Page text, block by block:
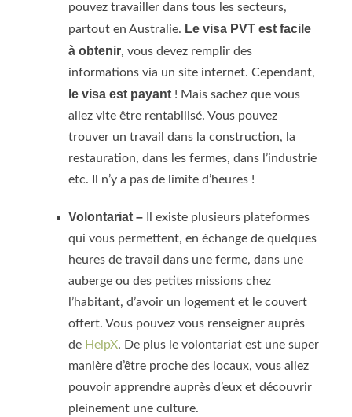
pouvez travailler dans tous les secteurs,
partout en Australie. Le visa PVT est facile
à obtenir, vous devez remplir des
informations via un site internet. Cependant,
le visa est payant ! Mais sachez que vous
allez vite être rentabilisé. Vous pouvez
trouver un travail dans la construction, la
restauration, dans les fermes, dans l’industrie
etc. Il n’y a pas de limite d’heures !
Volontariat –
Il existe plusieurs plateformes
qui vous permettent, en échange de quelques
heures de travail dans une ferme, dans une
auberge ou des petites missions chez
l’habitant, d’avoir un logement et le couvert
offert. Vous pouvez vous renseigner auprès
de HelpX. De plus le volontariat est une super
manière d’être proche des locaux, vous allez
pouvoir apprendre auprès d’eux et découvrir
pleinement une culture.